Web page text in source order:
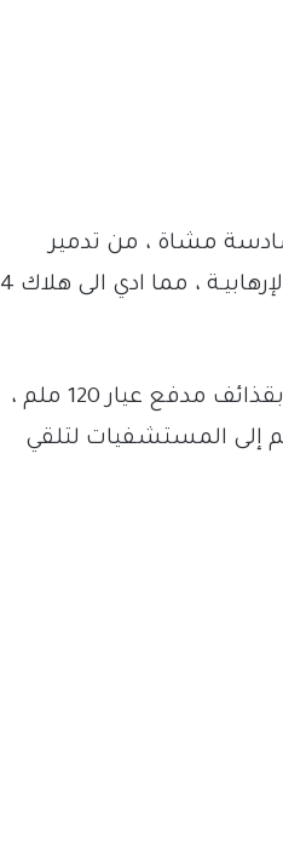
مشاة ، من تدمير
مركبتين قتاليتين كانتا تقلان عناصر من مليشيا آل دقلو الإرهابيـة ، مما ادي الى هلاك 4
وأشارت الفرقة ، أن المليشيا قصفت المدينة يوم امس بقذائف مدفع عيار 120 ملم ،
تم نقلهم إلى المستشفيات لتلقي